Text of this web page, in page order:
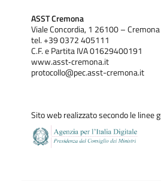
ASST Cremona
Viale Concordia, 1 26100 – Cremona
tel. +39 0372 405111
C.F. e Partita IVA 01629400191
www.asst‐cremona.it
protocollo@pec.asst-cremona.it
Sito web realizzato secondo le linee